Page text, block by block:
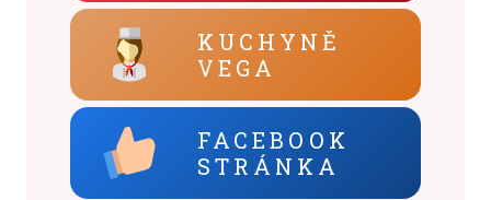
KUCHYNĚ
VEGA
FACEBOOK
STRÁNKA